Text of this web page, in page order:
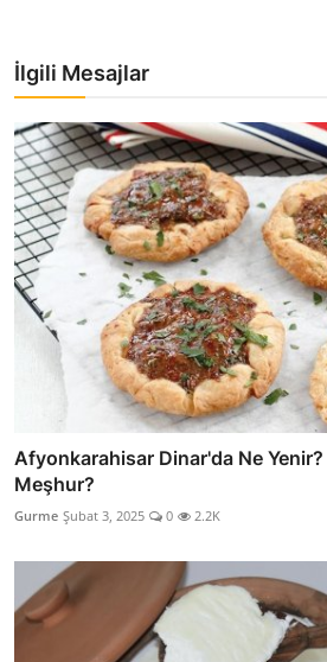
İlgili Mesajlar
Afyonkarahisar Dinar'da Ne
Meşhur?
Gurme Şubat 3, 2025 0 2.2K